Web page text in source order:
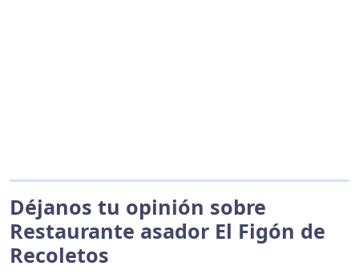
Déjanos tu opinión sobre
Restaurante asador El Figón de
Recoletos